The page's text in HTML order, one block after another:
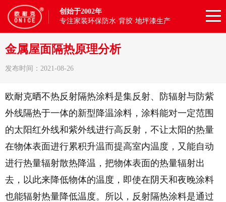
创始于2002年
专注家装环保防水·背胶·地坪漆生产
金属屋面隔热原理分析
发布时间：2021-08-26
欧耐克晒不热反射隔热涂料是集反射、防辐射与防紫
外线隔热于一体的新型降温涂料，涂料能对一定范围
的太阳红外线和紫外线进行高反射，不让太阳的热量
在物体表面进行累积升温而提高室内温度，又能自动
进行热量辐射散热降温，把物体表面的热量辐射出
去，以此来降低物体的温度，即使在阴天和夜晚涂料
也能辐射热量降低温度。所以，反射隔热涂料是通过